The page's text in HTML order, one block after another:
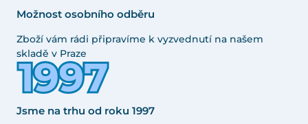
Možnost osobního odběru
Zboží vám rádi připravíme k vyzvednutí na našem
skladě v Praze
Jsme na trhu od roku 1997